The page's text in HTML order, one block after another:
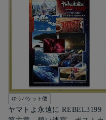
ゆうパケット便
ヤマトよ永遠に REBEL3199